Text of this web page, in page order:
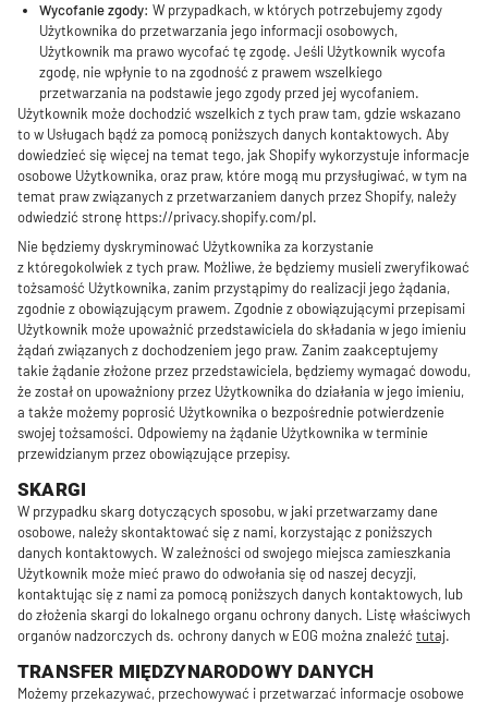
Wycofanie zgody: W przypadkach, w których potrzebujemy zgody
Użytkownika do przetwarzania jego informacji osobowych,
Użytkownik ma prawo wycofać tę zgodę. Jeśli Użytkownik wycofa
zgodę, nie wpłynie to na zgodność z prawem wszelkiego
przetwarzania na podstawie jego zgody przed jej wycofaniem.
Użytkownik może dochodzić wszelkich z tych praw tam, gdzie wskazano
to w Usługach bądź za pomocą poniższych danych kontaktowych. Aby
dowiedzieć się więcej na temat tego, jak Shopify wykorzystuje informacje
osobowe Użytkownika, oraz praw, które mogą mu przysługiwać, w tym na
temat praw związanych z przetwarzaniem danych przez Shopify, należy
odwiedzić stronę https://privacy.shopify.com/pl.
Nie będziemy dyskryminować Użytkownika za korzystanie
z któregokolwiek z tych praw. Możliwe, że będziemy musieli zweryfikować
tożsamość Użytkownika, zanim przystąpimy do realizacji jego żądania,
zgodnie z obowiązującym prawem. Zgodnie z obowiązującymi przepisami
Użytkownik może upoważnić przedstawiciela do składania w jego imieniu
żądań związanych z dochodzeniem jego praw. Zanim zaakceptujemy
takie żądanie złożone przez przedstawiciela, będziemy wymagać dowodu,
że został on upoważniony przez Użytkownika do działania w jego imieniu,
a także możemy poprosić Użytkownika o bezpośrednie potwierdzenie
swojej tożsamości. Odpowiemy na żądanie Użytkownika w terminie
przewidzianym przez obowiązujące przepisy.
SKARGI
W przypadku skarg dotyczących sposobu, w jaki przetwarzamy dane
osobowe, należy skontaktować się z nami, korzystając z poniższych
danych kontaktowych. W zależności od swojego miejsca zamieszkania
Użytkownik może mieć prawo do odwołania się od naszej decyzji,
kontaktując się z nami za pomocą poniższych danych kontaktowych, lub
do złożenia skargi do lokalnego organu ochrony danych. Listę właściwych
organów nadzorczych ds. ochrony danych w EOG można znaleźć tutaj.
TRANSFER MIĘDZYNARODOWY DANYCH
Możemy przekazywać, przechowywać i przetwarzać informacje osobowe